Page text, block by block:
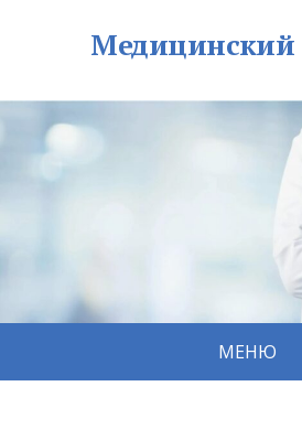
Медицинский
МЕНЮ